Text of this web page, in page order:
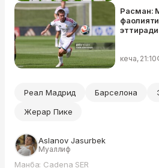
Расман:
эттиради
кеча, 21:10
Реал Мадрид Барселона
Жерар Пике
Aslanov Jasurbek
Муаллиф
Манба: Cadena SER